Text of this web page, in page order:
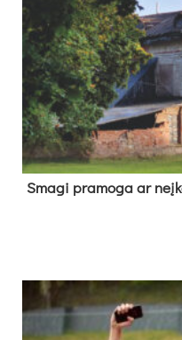
Sma­gi pra­mo­ga ar